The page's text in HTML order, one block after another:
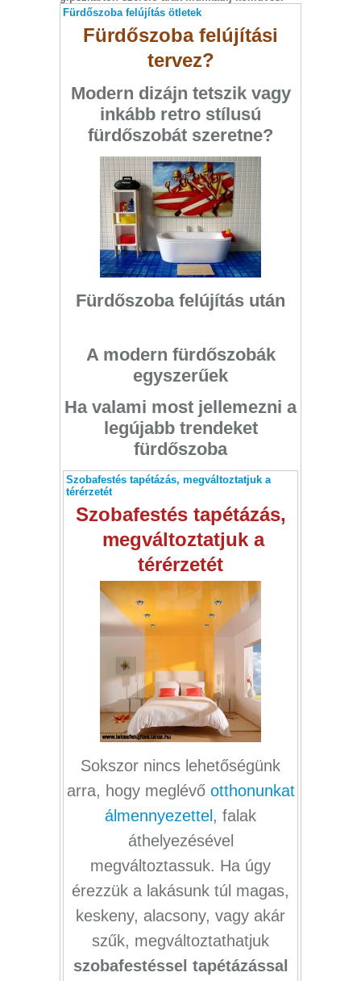
Fürdőszoba felújítás ötletek
Fürdőszoba felújítási
tervez?
Modern dizájn tetszik vagy
inkább retro stílusú
fürdőszobát szeretne?
Fürdőszoba felújítás után
A modern fürdőszobák
egyszerűek
Ha valami most jellemezni a
legújabb trendeket
fürdőszoba
Szobafestés tapétázás, megváltoztatjuk a
térérzetét
Szobafestés tapétázás,
megváltoztatjuk a
térérzetét
Sokszor nincs lehetőségünk
arra, hogy meglévő otthonunkat
álmennyezettel , falak
áthelyezésével
megváltoztassuk. Ha úgy
érezzük a lakásunk túl magas,
keskeny, alacsony, vagy akár
szűk, megváltoztathatjuk
szobafestéssel tapétázással